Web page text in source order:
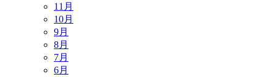
11月
10月
9月
8月
7月
6月